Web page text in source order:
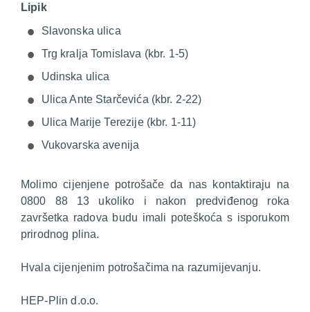
Lipik
Slavonska ulica
Trg kralja Tomislava (kbr. 1-5)
Udinska ulica
Ulica Ante Starčevića (kbr. 2-22)
Ulica Marije Terezije (kbr. 1-11)
Vukovarska avenija
Molimo cijenjene potrošače da nas kontaktiraju na
0800 88 13 ukoliko i nakon predviđenog roka
završetka radova budu imali poteškoća s isporukom
prirodnog plina.
Hvala cijenjenim potrošačima na razumijevanju.
HEP-Plin d.o.o.